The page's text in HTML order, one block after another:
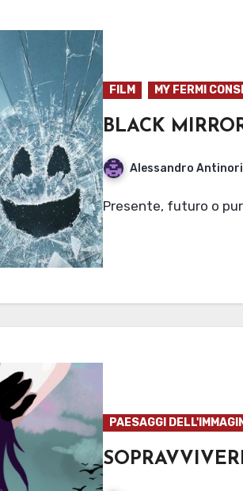
FILM MY FERMI
BLACK
Alessandro Antinori
Presente, futuro o
PAESAGGI